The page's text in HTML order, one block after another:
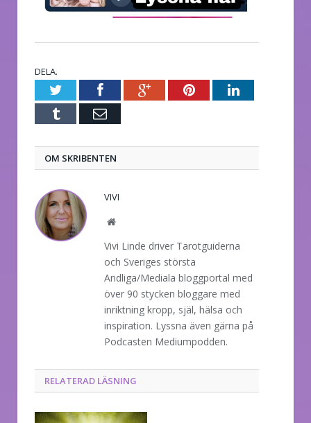
DELA.
TwitterFacebookGoogle+PinterestLinkedIn
Tumblr E-
OM SKRIBENTEN
VIVI
Website
Vivi Linde driver Tarotguiderna
och Sveriges största
Andliga/Mediala bloggportal med
över 90 stycken bloggare med
inriktning kropp, själ, hälsa och
inspiration. Lyssna även gärna på
Podcasten Mediumpodden.
RELATERAD LÄSNING